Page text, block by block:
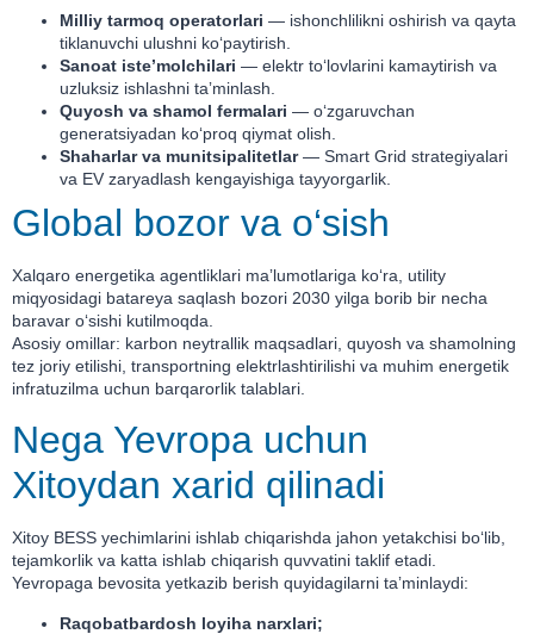
Milliy tarmoq operatorlari — ishonchlilikni oshirish va qayta
tiklanuvchi ulushni ko‘paytirish.
Sanoat isteʼmolchilari — elektr to‘lovlarini kamaytirish va
uzluksiz ishlashni taʼminlash.
Quyosh va shamol fermalari — o‘zgaruvchan
generatsiyadan ko‘proq qiymat olish.
Shaharlar va munitsipalitetlar— Smart Grid strategiyalari
va EV zaryadlash kengayishiga tayyorgarlik.
Global bozor va o‘sish
Xalqaro energetika agentliklari maʼlumotlariga ko‘ra, utility
miqyosidagi batareya saqlash bozori 2030 yilga borib bir necha
baravar o‘sishi kutilmoqda.
Asosiy omillar: karbon neytrallik maqsadlari, quyosh va shamolning
tez joriy etilishi, transportning elektrlashtirilishi va muhim energetik
infratuzilma uchun barqarorlik talablari.
Nega Yevropa uchun
Xitoydan xarid qilinadi
Xitoy BESS yechimlarini ishlab chiqarishda jahon yetakchisi bo‘lib,
tejamkorlik va katta ishlab chiqarish quvvatini taklif etadi.
Yevropaga bevosita yetkazib berish quyidagilarni taʼminlaydi:
Raqobatbardosh loyiha narxlari;